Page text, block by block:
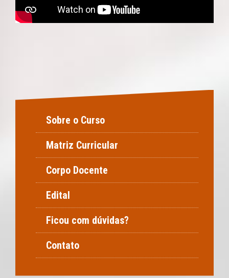
Sobre o Curso
Matriz Curricular
Corpo Docente
Edital
Ficou com dúvidas?
Contato